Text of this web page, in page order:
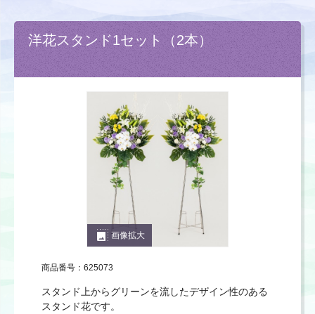
洋花スタンド1セット（2本）
photo_size_select_large 画像拡大
商品番号：625073
スタンド上からグリーンを流したデザイン性のある
スタンド花です。